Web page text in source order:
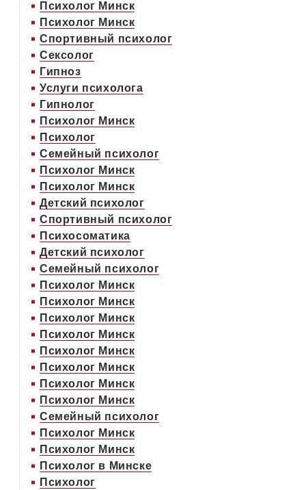
Психолог Минск
Психолог Минск
Спортивный психолог
Сексолог
Гипноз
Услуги психолога
Гипнолог
Психолог Минск
Психолог
Семейный психолог
Психолог Минск
Психолог Минск
Детский психолог
Спортивный психолог
Психосоматика
Детский психолог
Семейный психолог
Психолог Минск
Психолог Минск
Психолог Минск
Психолог Минск
Психолог Минск
Психолог Минск
Психолог Минск
Психолог Минск
Семейный психолог
Психолог Минск
Психолог Минск
Психолог в Минске
Психолог